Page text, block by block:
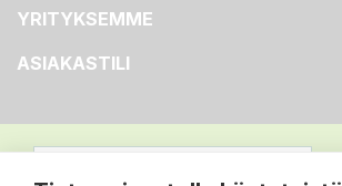
YRITYKSEMME
ASIAKASTILI